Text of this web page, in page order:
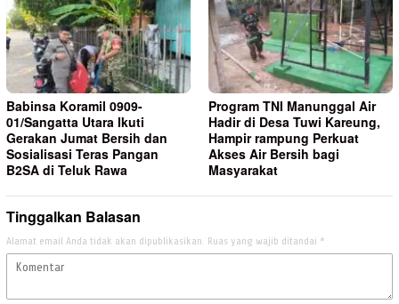
Babinsa Koramil 0909-
01/Sangatta Utara Ikuti
Gerakan Jumat Bersih dan
Sosialisasi Teras Pangan
B2SA di Teluk Rawa
Program TNI Manunggal Air
Hadir di Desa Tuwi Kareung,
Hampir rampung Perkuat
Akses Air Bersih bagi
Masyarakat
Tinggalkan Balasan
Alamat email Anda tidak akan dipublikasikan. Ruas yang wajib ditandai *